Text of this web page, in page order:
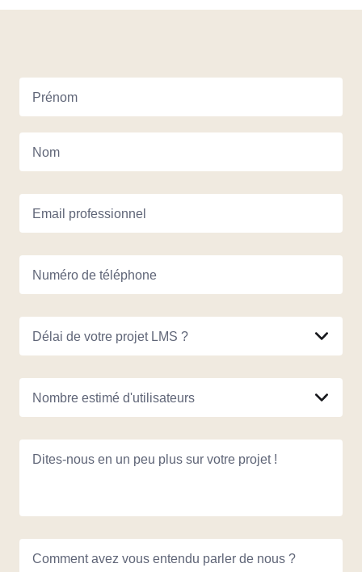
Prénom
Nom
Email professionnel
Numéro de téléphone
Délai de votre projet LMS ?
Nombre estimé d'utilisateurs
Dites-nous en un peu plus sur votre projet !
Comment avez vous entendu parler de nous ?